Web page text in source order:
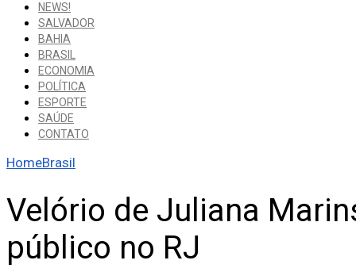
NEWS!
SALVADOR
BAHIA
BRASIL
ECONOMIA
POLÍTICA
ESPORTE
SAÚDE
CONTATO
HomeBrasil
Velório de Juliana
público no RJ